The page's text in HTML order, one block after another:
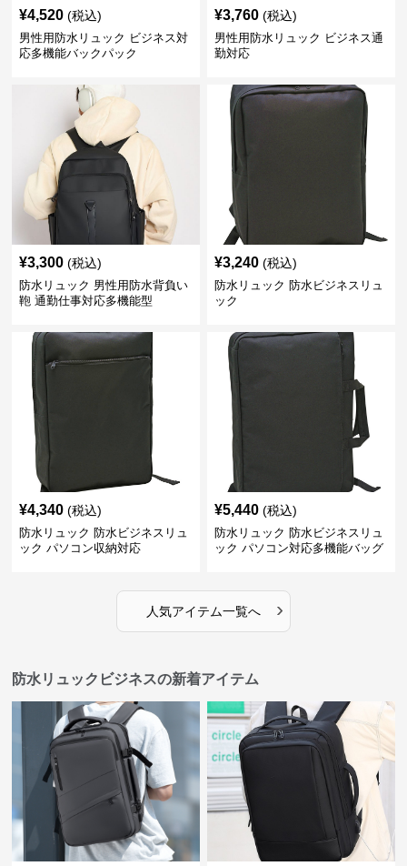
¥4,520 (税込)
男性用防水リュック ビジネス対
応多機能バックパック
¥3,760 (税込)
男性用防水リュック ビジネス通
勤対応
¥3,300 (税込)
防水リュック 男性用防水背負い
鞄 通勤仕事対応多機能型
¥3,240 (税込)
防水リュック 防水ビジネスリュ
ック
¥4,340 (税込)
防水リュック 防水ビジネスリュ
ック パソコン収納対応
¥5,440 (税込)
防水リュック 防水ビジネスリュ
ック パソコン対応多機能バッグ
人気アイテム一覧へ ›
防水リュックビジネスの新着アイテム